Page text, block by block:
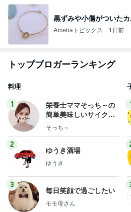
黒ずみや小傷がついた
Amebaトピックス 1日前
トップブロガーランキング
料理
1
栄養士ママそっち～の
簡単美味しいサイクル
献立
そっち～
2
ゆうき酒場
ゆうき
3
毎日笑顔で過ごしたい
モモ母さん
1